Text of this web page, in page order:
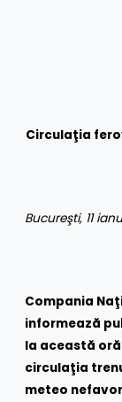
Circulaţia
Bucureşti, 11
Compania
informează
la această
circulaţia
meteo